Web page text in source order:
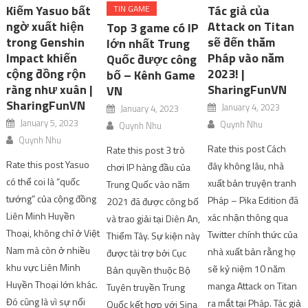
Kiếm Yasuo bất
ngờ xuất hiện
trong Genshin
Impact khiến
cộng đồng rộn
ràng như xuân |
SharingFunVN
January 5, 2023
Quynh Nhu
Rate this post Yasuo
có thể coi là “quốc
tướng” của cộng đồng
Liên Minh Huyền
Thoại, không chỉ ở Việt
Nam mà còn ở nhiều
khu vực Liên Minh
Huyền Thoại lớn khác.
Đó cũng là vì sự nổi
TIN GAME
Top 3 game có IP
lớn nhất Trung
Quốc được công
bố – Kênh Game
VN
January 4, 2023
Quynh Nhu
Rate this post 3 trò
chơi IP hàng đầu của
Trung Quốc vào năm
2021 đã được công bố
và trao giải tại Diên An,
Thiểm Tây. Sự kiện này
được tài trợ bởi Cục
Bản quyền thuộc Bộ
Tuyên truyền Trung
Quốc kết hợp với Sina
Tác giả của
Attack on Titan
sẽ đến thăm
Pháp vào năm
2023! |
SharingFunVN
January 4, 2023
Quynh Nhu
Rate this post Cách
đây không lâu, nhà
xuất bản truyện tranh
Pháp – Pika Edition đã
xác nhận thông qua
Twitter chính thức của
nhà xuất bản rằng họ
sẽ kỷ niệm 10 năm
manga Attack on Titan
ra mắt tại Pháp. Tác giả